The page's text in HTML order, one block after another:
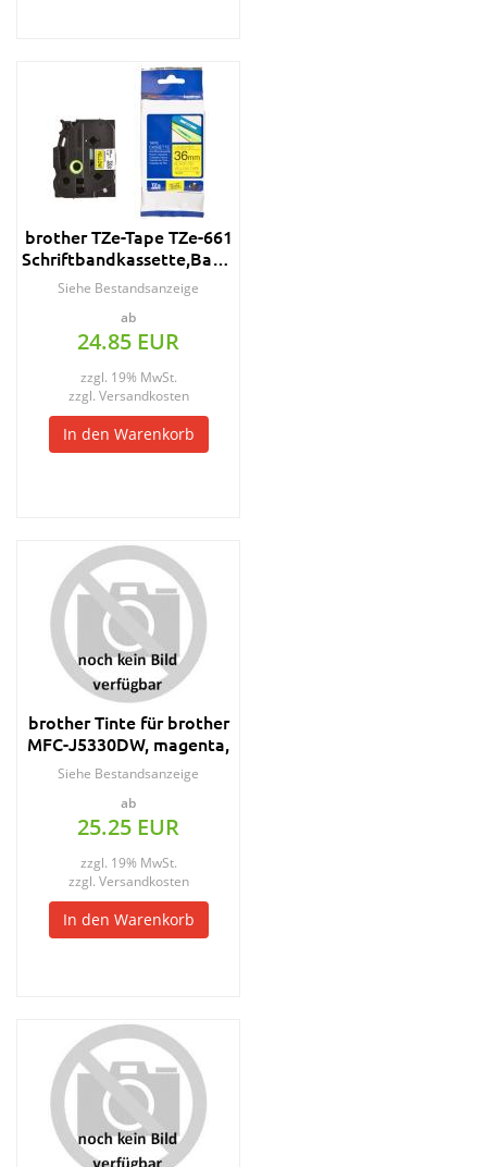
brother TZe-Tape TZe-661
Schriftbandkassette,Bandbreite:36mm
Siehe Bestandsanzeige
ab
24.85 EUR
zzgl. 19% MwSt.
zzgl. Versandkosten
In den Warenkorb
brother Tinte für brother
MFC-J5330DW, magenta,
HC
Siehe Bestandsanzeige
ab
25.25 EUR
zzgl. 19% MwSt.
zzgl. Versandkosten
In den Warenkorb